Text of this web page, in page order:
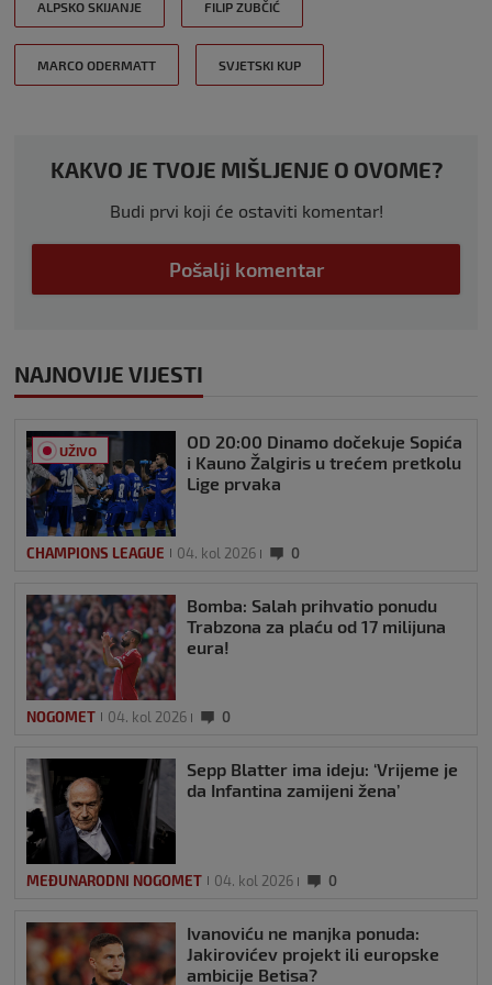
ALPSKO SKIJANJE FILIP ZUBČIĆ
MARCO ODERMATT SVJETSKI KUP
KAKVO JE TVOJE MIŠLJENJE O OVOME?
Budi prvi koji će ostaviti komentar!
Pošalji komentar
NAJNOVIJE VIJESTI
UŽIVO
OD 20:00 Dinamo dočekuje Sopića
i Kauno Žalgiris u trećem pretkolu
Lige prvaka
CHAMPIONS LEAGUE 04. kol 2026 0
Bomba: Salah prihvatio ponudu
Trabzona za plaću od 17 milijuna
eura!
NOGOMET 04. kol 2026 0
Sepp Blatter ima ideju: ‘Vrijeme je
da Infantina zamijeni žena’
MEĐUNARODNI NOGOMET 04. kol 2026 0
Ivanoviću ne manjka ponuda:
Jakirovićev projekt ili europske
ambicije Betisa?